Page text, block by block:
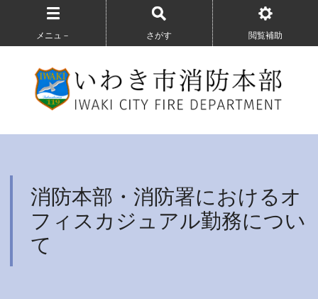
メニュ－ さがす 閲覧補助
消防本部・消防署におけるオ
フィスカジュアル勤務につい
て